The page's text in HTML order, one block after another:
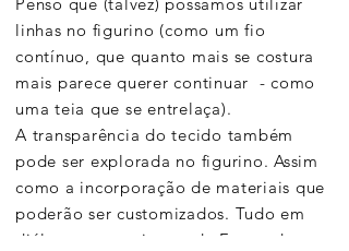
linhas no figurino (como um fio
contínuo, que quanto mais se costura
mais parece querer continuar - como
uma teia que se entrelaça).
A transparência do tecido também
pode ser explorada no figurino. Assim
como a incorporação de materiais que
poderão ser customizados. Tudo em
diálogo com universo de Fernando